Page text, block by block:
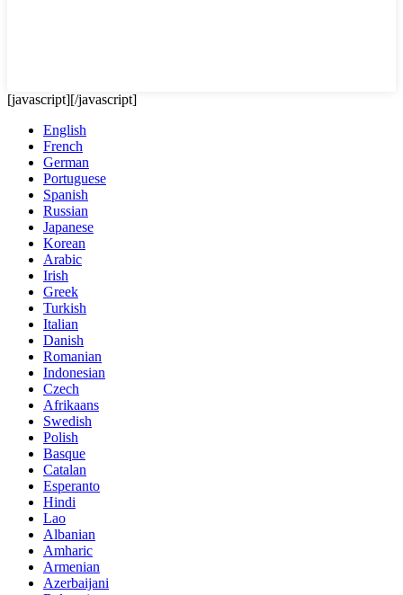
[javascript][/javascript]
English
French
German
Portuguese
Spanish
Russian
Japanese
Korean
Arabic
Irish
Greek
Turkish
Italian
Danish
Romanian
Indonesian
Czech
Afrikaans
Swedish
Polish
Basque
Catalan
Esperanto
Hindi
Lao
Albanian
Amharic
Armenian
Azerbaijani